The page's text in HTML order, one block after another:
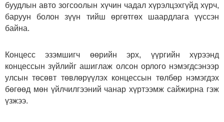
буудлын авто зогсоолын хүчин чадал хүрэлцэхгүйд хүрч,
баруун болон зүүн тийш өргөтгөх шаардлага үүссэн
байна.
Концесс эзэмшигч өөрийн эрх, үүргийн хүрээнд
концессын зүйлийг ашиглаж олсон орлого нэмэгдсэнээр
улсын төсөвт төвлөрүүлэх концессын төлбөр нэмэгдэх
бөгөөд мөн үйлчилгээний чанар хүртээмж сайжирна гэж
үзжээ.